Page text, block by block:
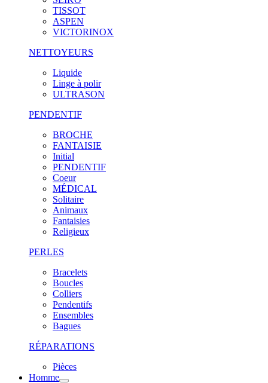
TISSOT
ASPEN
VICTORINOX
NETTOYEURS
Liquide
Linge à polir
ULTRASON
PENDENTIF
BROCHE
FANTAISIE
Initial
PENDENTIF
Coeur
MÉDICAL
Solitaire
Animaux
Fantaisies
Religieux
PERLES
Bracelets
Boucles
Colliers
Pendentifs
Ensembles
Bagues
RÉPARATIONS
Pièces
Homme